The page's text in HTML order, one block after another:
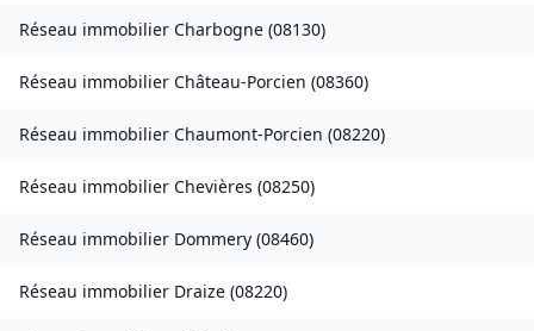
Réseau immobilier Charbogne (08130)
Réseau immobilier Château-Porcien (08360)
Réseau immobilier Chaumont-Porcien (08220)
Réseau immobilier Chevières (08250)
Réseau immobilier Dommery (08460)
Réseau immobilier Draize (08220)